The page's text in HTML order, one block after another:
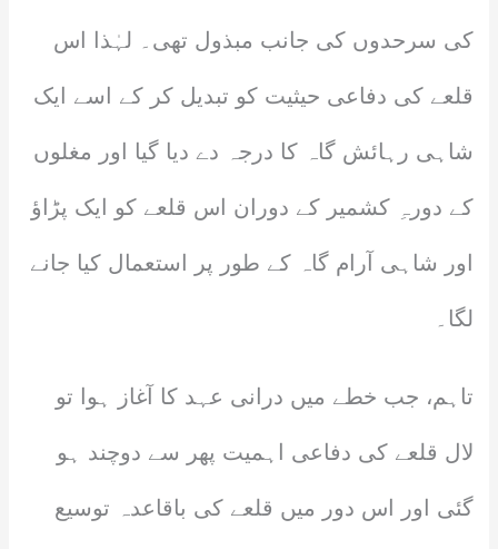
کی سرحدوں کی جانب مبذول تھی۔ لہٰذا اس
قلعے کی دفاعی حیثیت کو تبدیل کر کے اسے ایک
شاہی رہائش گاہ کا درجہ دے دیا گیا اور مغلوں
کے دورہِ کشمیر کے دوران اس قلعے کو ایک پڑاؤ
اور شاہی آرام گاہ کے طور پر استعمال کیا جانے
لگا۔
تاہم، جب خطے میں درانی عہد کا آغاز ہوا تو
لال قلعے کی دفاعی اہمیت پھر سے دوچند ہو
گئی اور اس دور میں قلعے کی باقاعدہ توسیع